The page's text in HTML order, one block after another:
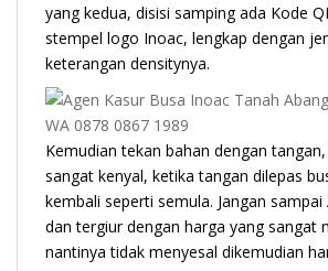
yang kedua, disisi samping ada Kode
stempel logo Inoac, lengkap dengan
keterangan densitynya.
Kemudian tekan bahan dengan
sangat kenyal, ketika tangan dilepas
kembali seperti semula. Jangan sampai
dan tergiur dengan harga yang sangat
nantinya tidak menyesal dikemudian